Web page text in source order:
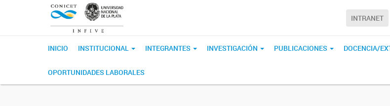
INTRANET
INICIO INSTITUCIONAL INTEGRANTES INVESTIGACIÓN PUBLICACIONES DOCENCIA/
OPORTUNIDADES LABORALES